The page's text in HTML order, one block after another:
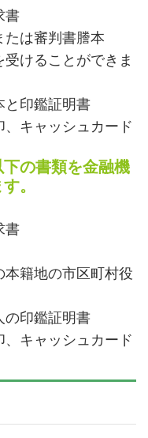
書
たは審判書謄本
受けることができま
と印鑑証明書
、キャッシュカード
の書類を金融機
。
書
本籍地の市区町村役
の印鑑証明書
、キャッシュカード